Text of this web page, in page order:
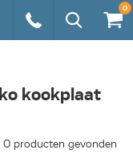
0
kookplaat
0 producten gevonden